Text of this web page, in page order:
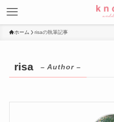
ホーム risaの執筆記事
risa – Author –